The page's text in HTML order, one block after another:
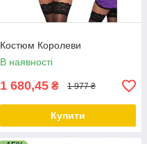
Костюм Королеви
В наявності
1 680,45 ₴ 1 977 ₴
Купити